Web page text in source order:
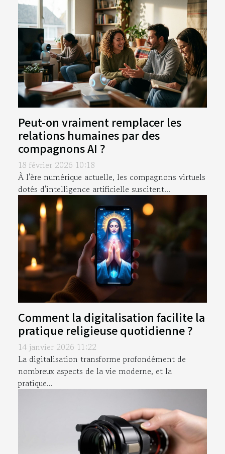
Peut-on vraiment remplacer les
relations humaines par des
compagnons AI ?
18 février 2026 10:18
À l'ère numérique actuelle, les compagnons virtuels
dotés d'intelligence artificielle suscitent...
Comment la digitalisation facilite la
pratique religieuse quotidienne ?
14 janvier 2026 11:22
La digitalisation transforme profondément de
nombreux aspects de la vie moderne, et la
pratique...